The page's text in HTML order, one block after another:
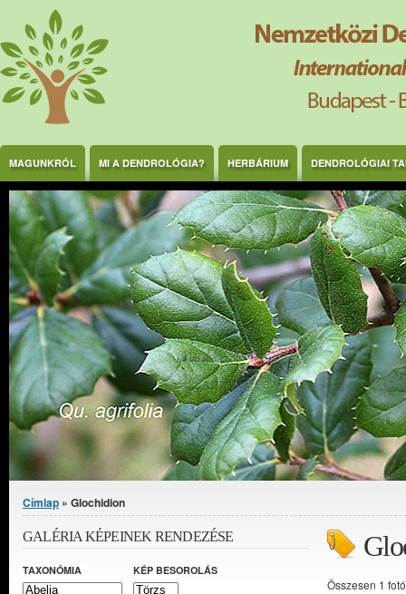
Ugrás a tartalomra
MAGUNKRÓL MI A DENDROLÓGIA? HERBÁRIUM DENDROLÓGIAI
Jelenlegi hely
Címlap » Glochidion
Összesen 1 fotó
GALÉRIA KÉPEINEK RENDEZÉSE
TAXONÓMIA KÉP BESOROLÁS